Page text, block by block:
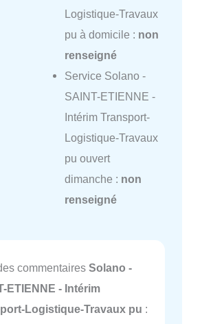
Logistique-Travaux
pu à domicile : non
renseigné
Service Solano -
SAINT-ETIENNE -
Intérim Transport-
Logistique-Travaux
pu ouvert
dimanche : non
renseigné
commentaires Solano -
ETIENNE - Intérim
Logistique-Travaux pu :